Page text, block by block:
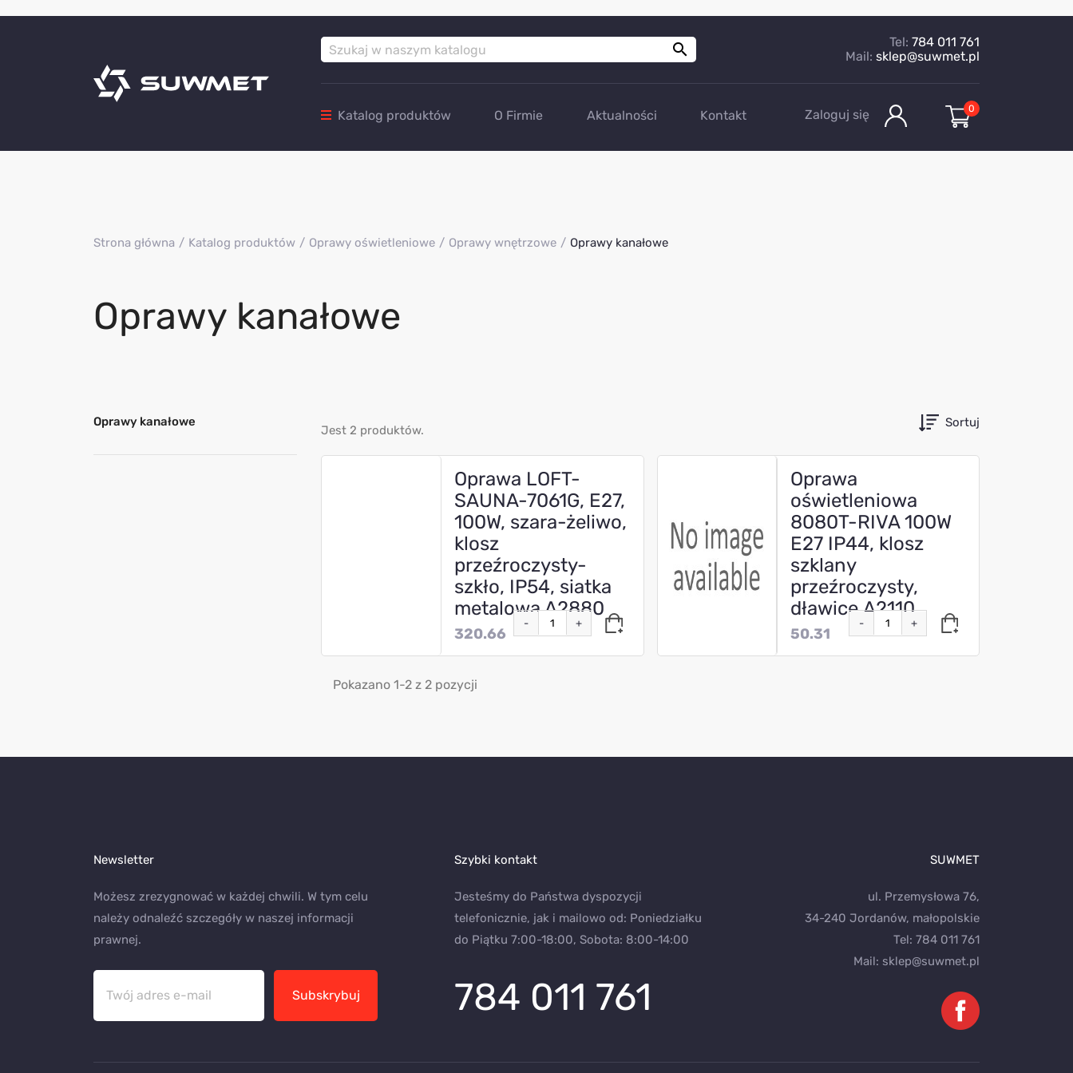
 Tel: 784 011 761
Mail: sklep@suwmet.pl
Katalog produktów O Firmie Aktualności Kontakt Zaloguj się 0
Strona główna Katalog produktów Oprawy oświetleniowe Oprawy wnętrzowe Oprawy kanałowe
Oprawy kanałowe
Oprawy kanałowe
Jest 2 produktów.
Sortuj
Oprawa LOFT-
SAUNA-7061G, E27,
100W, szara-żeliwo,
klosz
przeźroczysty-
szkło, IP54, siatka
metalowa A2880
320.66
- +
Oprawa
oświetleniowa
8080T-RIVA 100W
E27 IP44, klosz
szklany
przeźroczysty,
dławice,A2110
50.31
- +
Pokazano 1-2 z 2 pozycji
Newsletter
Możesz zrezygnować w każdej chwili. W tym celu
należy odnaleźć szczegóły w naszej informacji
prawnej.
Subskrybuj
Szybki kontakt
Jesteśmy do Państwa dyspozycji
telefonicznie, jak i mailowo od: Poniedziałku
do Piątku 7:00-18:00, Sobota: 8:00-14:00
784 011 761
SUWMET
ul. Przemysłowa 76,
34-240 Jordanów, małopolskie
Tel: 784 011 761
Mail: sklep@suwmet.pl